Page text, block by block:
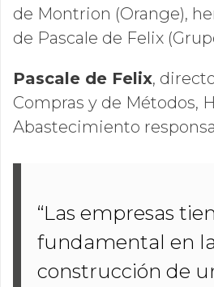
de Montrion (Orange),
de Pascale de Felix
Pascale de Felix,
Compras y de Métodos,
Abastecimiento
“Las empresas
fundamental en la
construcción de